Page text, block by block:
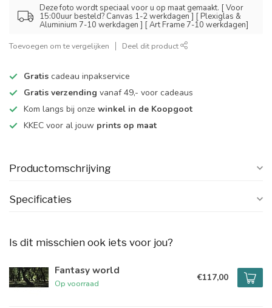
Deze foto wordt speciaal voor u op maat gemaakt. [ Voor
15:00uur besteld? Canvas 1-2 werkdagen ] [ Plexiglas &
Aluminium 7-10 werkdagen ] [ Art Frame 7-10 werkdagen]
Toevoegen om te vergelijken Deel dit product
Gratis cadeau inpakservice
Gratis verzending vanaf 49,- voor cadeaus
Kom langs bij onze winkel in de Koopgoot
KKEC voor al jouw prints op maat
Productomschrijving
Specificaties
Is dit misschien ook iets voor jou?
Fantasy world
Op voorraad
€117,00